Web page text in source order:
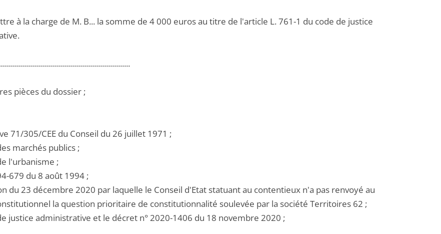
à la charge de M. B... la somme de 4 000 euros au titre de l'article L. 761-1 du code de justice
pièces du dossier ;
71/305/CEE du Conseil du 26 juillet 1971 ;
marchés publics ;
l'urbanisme ;
679 du 8 août 1994 ;
du 23 décembre 2020 par laquelle le Conseil d'Etat statuant au contentieux n'a pas renvoyé au
la question prioritaire de constitutionnalité soulevée par la société Territoires 62 ;
justice administrative et le décret n° 2020-1406 du 18 novembre 2020 ;